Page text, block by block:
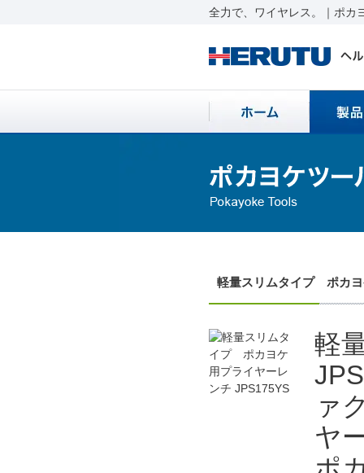
全力で、ワイヤレス。｜ポカ
軽量スリムタイプ ポカヨ
軽
ァ
ヤ